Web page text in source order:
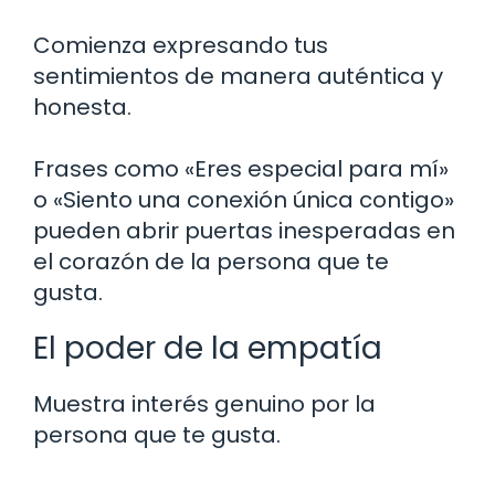
Comienza expresando tus
sentimientos de manera auténtica y
honesta.
Frases como «Eres especial para mí»
o «Siento una conexión única contigo»
pueden abrir puertas inesperadas en
el corazón de la persona que te
gusta.
El poder de la empatía
Muestra interés genuino por la
persona que te gusta.